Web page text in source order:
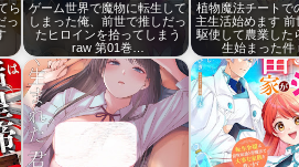
ら
っ
ゲーム世界で魔物に転生して
しまった俺、前世で推しだっ
たヒロインを拾ってしまう
raw 第01巻…
植物魔法チートで
主生活始めます 前
駆使して農業した
生始まった